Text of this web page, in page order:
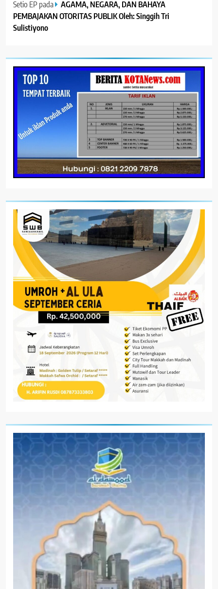
Setio EP pada
AGAMA, NEGARA, DAN BAHAYA
PEMBAJAKAN OTORITAS PUBLIK Oleh: Singgih Tri
Sulistiyono